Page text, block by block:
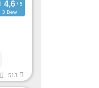
3 Bew.
513